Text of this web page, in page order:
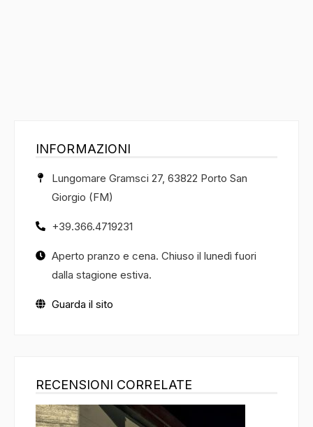
INFORMAZIONI
Lungomare Gramsci 27, 63822 Porto San
Giorgio (FM)
+39.366.4719231
Aperto pranzo e cena. Chiuso il lunedì fuori
dalla stagione estiva.
Guarda il sito
RECENSIONI CORRELATE